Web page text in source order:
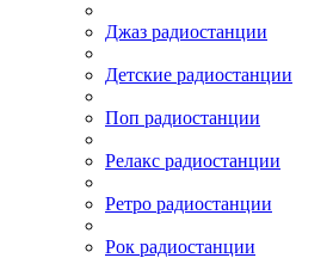
Джаз радиостанции
Детские радиостанции
Поп радиостанции
Релакс радиостанции
Ретро радиостанции
Рок радиостанции